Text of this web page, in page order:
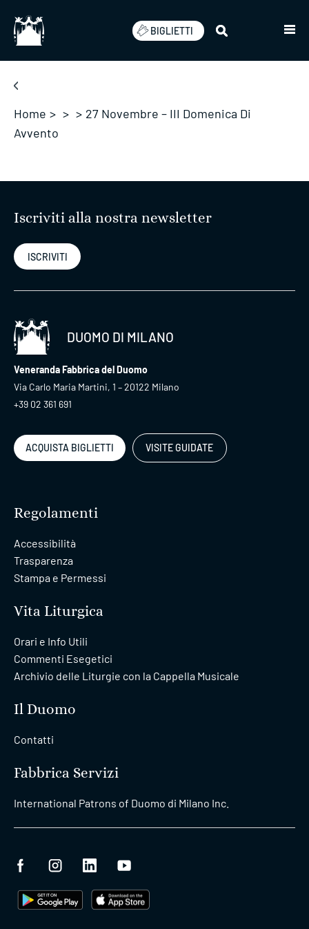
BIGLIETTI
Home > > > 27 Novembre – III Domenica Di
Avvento
Iscriviti alla nostra newsletter
ISCRIVITI
DUOMO DI MILANO
Veneranda Fabbrica del Duomo
Via Carlo Maria Martini, 1 – 20122 Milano
+39 02 361 691
ACQUISTA BIGLIETTI VISITE GUIDATE
Regolamenti
Accessibilità
Trasparenza
Stampa e Permessi
Vita Liturgica
Orari e Info Utili
Commenti Esegetici
Archivio delle Liturgie con la Cappella Musicale
Il Duomo
Contatti
Fabbrica Servizi
International Patrons of Duomo di Milano Inc.